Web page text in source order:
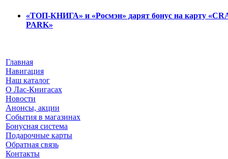
«ТОП-КНИГА» и «Росмэн» дарят бонус на карту
PARK»
Главная
Навигация
Наш каталог
О Лас-Книгасах
Новости
Анонсы, акции
События в магазинах
Бонусная система
Подарочные карты
Обратная связь
Контакты